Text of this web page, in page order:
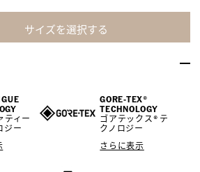
サイズを選択する
ティー
ジー
GORE-TEX®
TECHNOLOGY
ゴアテックス® テ
クノロジー
さらに表示